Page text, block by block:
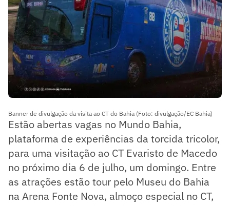
Banner de divulgação da visita ao CT do Bahia (Foto: divulgação/EC Bahia)
Estão abertas vagas no Mundo Bahia,
plataforma de experiências da torcida tricolor,
para uma visitação ao CT Evaristo de Macedo
no próximo dia 6 de julho, um domingo. Entre
as atrações estão tour pelo Museu do Bahia
na Arena Fonte Nova, almoço especial no CT,